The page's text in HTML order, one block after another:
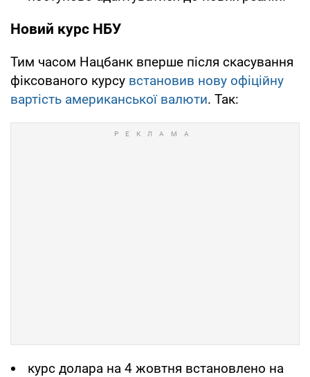
Новий курс НБУ
Тим часом Нацбанк вперше після скасування
фіксованого курсу встановив нову офіційну
вартість американської валюти. Так:
курс долара на 4 жовтня встановлено на